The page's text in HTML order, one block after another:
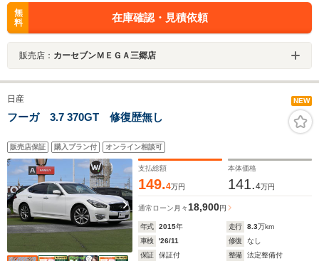
無
料
在庫確認・見積依頼
販売店： カーセブンＭＥＧＡ三郷店
日産 NEW
フーガ 3.7 370GT 修復歴無し
販売店保証 購入プラン付 オンライン相談可
支払総額
149.4万円
本体価格
141.4万円
通常ローン 月々 18,900円
年式 2015年 走行 8.3万km
車検
'26/11 修復
なし
保証
保証付 整備
法定整備付